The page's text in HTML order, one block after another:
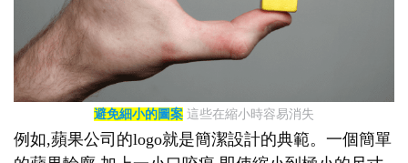
避免細小的圖案 這些在縮小時容易消失
例如,蘋果公司的logo就是簡潔設計的典範。一個簡單